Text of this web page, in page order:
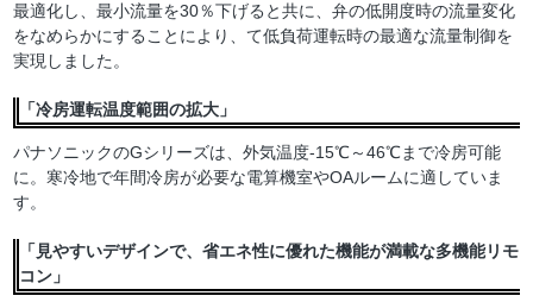
最適化し、最小流量を30％下げると共に、弁の低開度時の流量変化
をなめらかにすることにより、て低負荷運転時の最適な流量制御を
実現しました。
「冷房運転温度範囲の拡大」
パナソニックのGシリーズは、外気温度-15℃～46℃まで冷房可能
に。寒冷地で年間冷房が必要な電算機室やOAルームに適していま
す。
「見やすいデザインで、省エネ性に優れた機能が満載な多機能リモ
コン」